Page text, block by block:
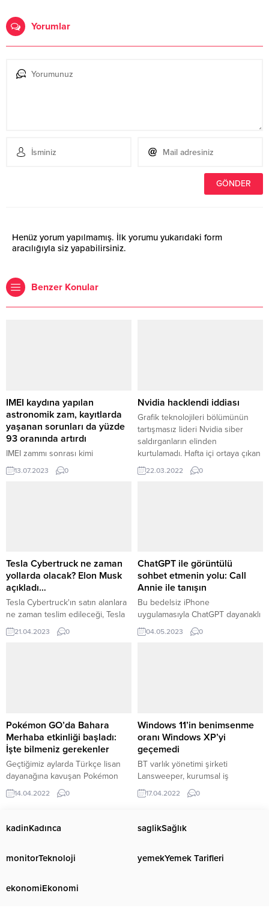
Yorumlar
Henüz yorum yapılmamış. İlk yorumu yukarıdaki form
aracılığıyla siz yapabilirsiniz.
Benzer Konular
IMEI kaydına yapılan
astronomik zam, kayıtlarda
yaşanan sorunları da yüzde
93 oranında artırdı
IMEI zammı sonrası kimi
kullanıcılar fiyatlarını ödemelerine
karşın “IMEI kayıt bilgisi
13.07.2023 0
Nvidia hacklendi iddiası
Grafik teknolojileri bölümünün
tartışmasız lideri Nvidia siber
saldırganların elinden
kurtulamadı. Hafta içi ortaya çıkan
kimi raporlar ...
22.03.2022 0
Tesla Cybertruck ne zaman
yollarda olacak? Elon Musk
açıkladı…
Tesla Cybertruck'ın satın alanlara
ne zaman teslim edileceği, Tesla
CEO'su Elon Musk tarafından ilk
defa bu kadar net bir şekilde
21.04.2023 0
ChatGPT ile görüntülü
sohbet etmenin yolu: Call
Annie ile tanışın
Bu bedelsiz iPhone
uygulamasıyla ChatGPT dayanaklı
dijital avatar Call Annie ile imajlı
sohbet etme bahtına sahipsiniz.
04.05.2023 0
Pokémon GO’da Bahara
Merhaba etkinliği başladı:
İşte bilmeniz gerekenler
Geçtiğimiz aylarda Türkçe lisan
dayanağına kavuşan Pokémon
GO'da bildiğiniz gibi en keyifli
kısım oyunu gezerek oynamak.
14.04.2022 0
Windows 11’in benimsenme
oranı Windows XP’yi
geçemedi
BT varlık yönetimi şirketi
Lansweeper, kurumsal iş
istasyonları arasında Windows
kullanım oranlarını içeren yeni bir
17.04.2022 0
kadinKadınca saglikSağlık
monitorTeknoloji yemekYemek Tarifleri
ekonomiEkonomi